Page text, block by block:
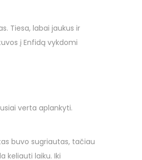
Tiesa, labai jaukus ir
į Enfidą vykdomi
verta aplankyti.
buvo sugriautas, tačiau
keliauti laiku. Iki